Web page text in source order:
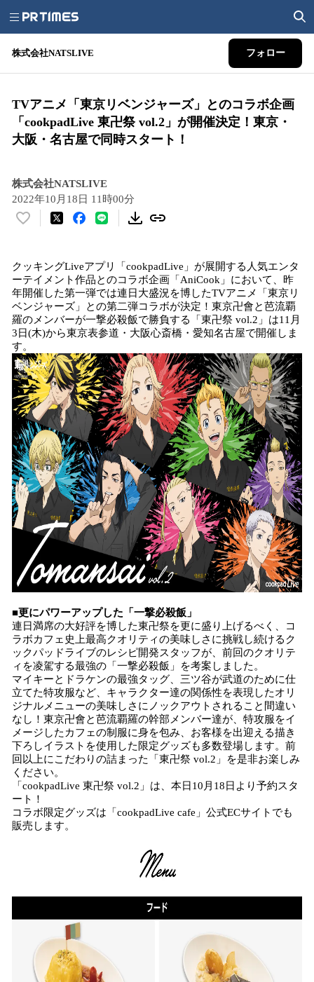
株式会社NATSLIVE フォロー
TVアニメ「東京リベンジャーズ」とのコラボ企画
「cookpadLive 東卍祭 vol.2」が開催決定！東京・
大阪・名古屋で同時スタート！
株式会社NATSLIVE
2022年10月18日 11時00分
い
！
数
を
読
み
込
み
中
で
す
クッキングLiveアプリ「cookpadLive」が展開する人気エンタ
ーテイメント作品とのコラボ企画「AniCook」において、昨
年開催した第一弾では連日大盛況を博したTVアニメ「東京リ
ベンジャーズ」との第二弾コラボが決定！東京卍會と芭流覇
羅のメンバーが一撃必殺飯で勝負する「東卍祭 vol.2」は11月
3日(木)から東京表参道・大阪心斎橋・愛知名古屋で開催しま
す。
■更にパワーアップした「一撃必殺飯」
連日満席の大好評を博した東卍祭を更に盛り上げるべく、コ
ラボカフェ史上最高クオリティの美味しさに挑戦し続けるク
ックパッドライブのレシピ開発スタッフが、前回のクオリテ
ィを凌駕する最強の「一撃必殺飯」を考案しました。
マイキーとドラケンの最強タッグ、三ツ谷が武道のために仕
立てた特攻服など、キャラクター達の関係性を表現したオリ
ジナルメニューの美味しさにノックアウトされること間違い
なし！東京卍會と芭流覇羅の幹部メンバー達が、特攻服をイ
メージしたカフェの制服に身を包み、お客様を出迎える描き
下ろしイラストを使用した限定グッズも多数登場します。前
回以上にこだわりの詰まった「東卍祭 vol.2」を是非お楽しみ
ください。
「cookpadLive 東卍祭 vol.2」は、本日10月18日より予約スタ
ート！
コラボ限定グッズは「cookpadLive cafe」公式ECサイトでも
販売します。